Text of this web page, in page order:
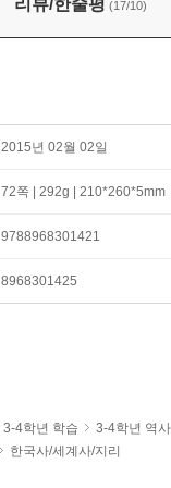
리뷰/한줄평 (17/10)
2015년 02월 02일
72쪽 | 292g | 210*260*5mm
9788968301421
8968301425
3-4학년 학습
3-4학년 역사
한국사/세계사/지리